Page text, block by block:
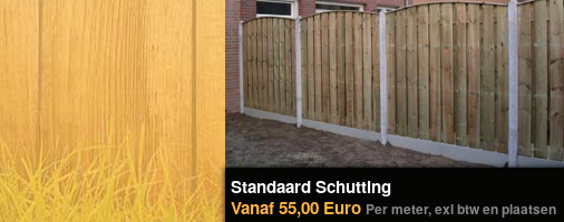
Standaard Schutting
Vanaf 55,00 Euro Per meter, exl btw en plaatsen